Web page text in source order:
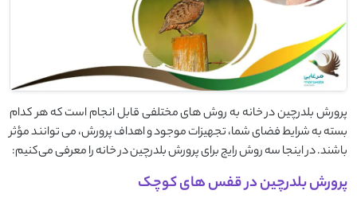
پرورش بلدرچین در خانه به روش ‌های مختلفی قابل انجام است که هر کدام
بسته به شرایط فضای شما، تجهیزات موجود و اهداف پرورش، می ‌توانند مؤثر
باشند. در اینجا سه روش رایج برای پرورش بلدرچین در خانه را معرفی می‌کنیم:
پرورش بلدرچین در قفس های کوچک